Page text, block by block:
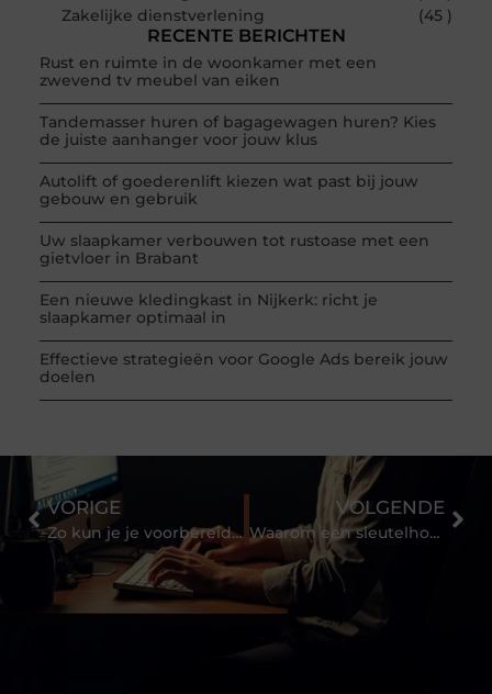
Zakelijke dienstverlening
(45 )
RECENTE BERICHTEN
Rust en ruimte in de woonkamer met een
zwevend tv meubel van eiken
Tandemasser huren of bagagewagen huren? Kies
de juiste aanhanger voor jouw klus
Autolift of goederenlift kiezen wat past bij jouw
gebouw en gebruik
Uw slaapkamer verbouwen tot rustoase met een
gietvloer in Brabant
Een nieuwe kledingkast in Nijkerk: richt je
slaapkamer optimaal in
Effectieve strategieën voor Google Ads bereik jouw
doelen
VORIGE
Zo kun je je voorbereiden op onverwachte uitgaven en zorgen voor gemoedsrust
VOLGENDE
Waarom een sleutelhouder zorgt voor meer gemak en overzicht